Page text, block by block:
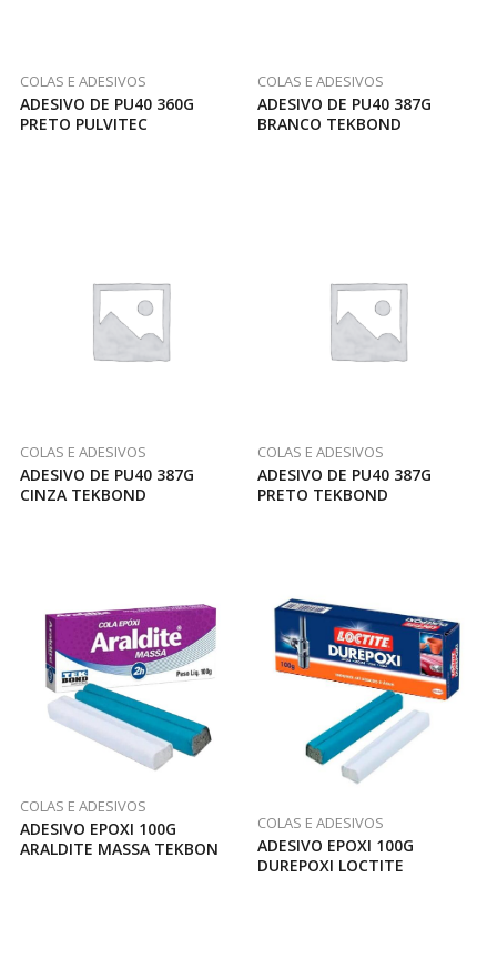
COLAS E ADESIVOS
ADESIVO DE PU40 360G
PRETO PULVITEC
COLAS E ADESIVOS
ADESIVO DE PU40 387G
BRANCO TEKBOND
COLAS E ADESIVOS
ADESIVO DE PU40 387G
CINZA TEKBOND
COLAS E ADESIVOS
ADESIVO DE PU40 387G
PRETO TEKBOND
COLAS E ADESIVOS
ADESIVO EPOXI 100G
ARALDITE MASSA TEKBON
COLAS E ADESIVOS
ADESIVO EPOXI 100G
DUREPOXI LOCTITE